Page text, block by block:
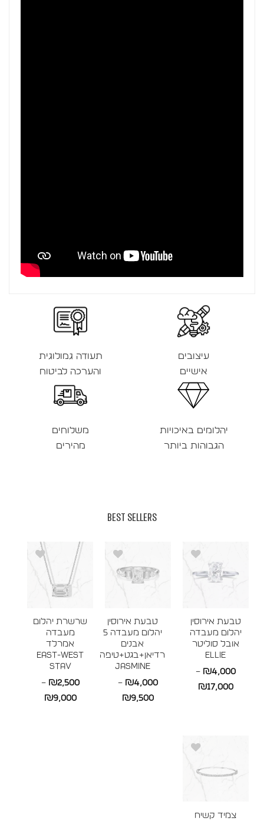
עיצובים
אישיים
תעודה גמולוגית
והערכה לביטוח
יהלומים באיכויות
הגבוהות ביותר
משלוחים
מהירים
BEST SELLERS
טבעת אירוסין
יהלום מעבדה
אובל סוליטר
ELLIE
₪4,000
–
₪17,000
⁦₪17,000⁩
טבעת אירוסין
יהלום מעבדה 5
אבנים
רדיאן+בגט+טיפה
JASMINE
₪4,000
–
₪9,500
שרשרת יהלום
מעבדה
אמרלד
East-West
STAV
₪2,500
–
₪9,000
צמיד קשיח